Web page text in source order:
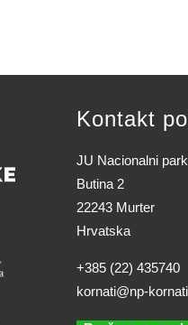
Kontakt
JU Nacionalni
Butina 2
22243 Murter
Hrvatska
+385 (22) 435740
kornati@np-